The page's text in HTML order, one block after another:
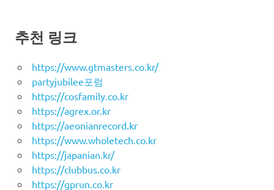
추천 링크
https://www.gtmasters.co.kr/
partyjubilee포럼
https://cosfamily.co.kr
https://agrex.or.kr
https://aeonianrecord.kr
https://www.wholetech.co.kr
https://japanian.kr/
https://clubbus.co.kr
https://gprun.co.kr